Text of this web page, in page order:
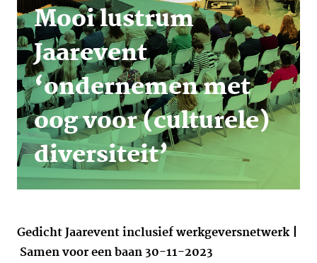
Mooi lustrum
Jaarevent
‘ondernemen met
oog voor (culturele)
diversiteit’
Gedicht Jaarevent inclusief werkgeversnetwerk |
Samen voor een baan 30-11-2023